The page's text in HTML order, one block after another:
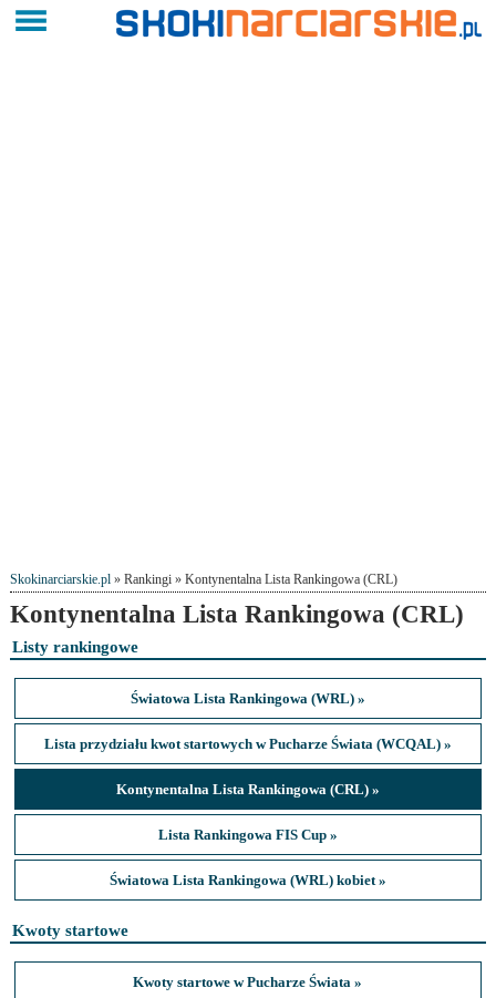
Skokinarciarskie.pl» Rankingi » Kontynentalna Lista Rankingowa (CRL)
Kontynentalna Lista Rankingowa (CRL)
Listy rankingowe
Światowa Lista Rankingowa (WRL) »
Lista przydziału kwot startowych w Pucharze Świata (WCQAL) »
Kontynentalna Lista Rankingowa (CRL) »
Lista Rankingowa FIS Cup »
Światowa Lista Rankingowa (WRL) kobiet »
Kwoty startowe
Kwoty startowe w Pucharze Świata »